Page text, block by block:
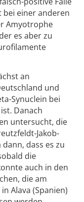
bei einer anderen
Amyotrophe
es aber zu
an
und
Synuclein bei
Danach
untersucht, die
Jakob-
dass es zu
die
auch in den
die am
Alava (Spanien)